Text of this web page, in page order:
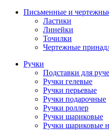
Письменные и
Ластики
Линейки
Точилки
Чертежные
Ручки
Подставки для
Ручки гелевые
Ручки перьевые
Ручки подарочные
Ручки роллер
Ручки шариковые
Ручки шариковые